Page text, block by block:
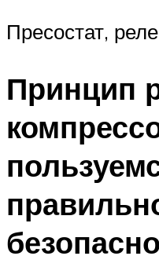
Пресостат,
Принцип
безопасно